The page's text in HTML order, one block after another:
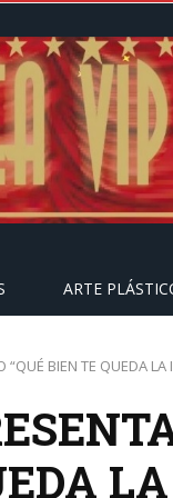
ARTE
“QUÉ BIEN TE QUEDA LA
LA